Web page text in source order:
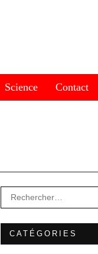
Science Contact
Rechercher :
CATÉGORIES